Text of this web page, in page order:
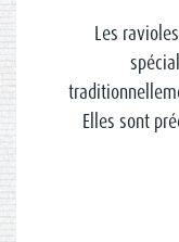
Les
Elles sont